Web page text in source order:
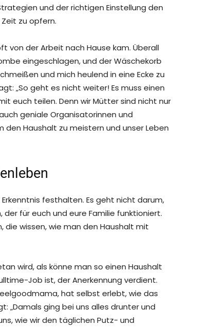
und der richtigen Einstellung den
zu opfern.
von der Arbeit nach Hause kam. Überall
eingeschlagen, und der Wäschekorb
und mich heulend in eine Ecke zu
„So geht es nicht weiter! Es muss einen
euch teilen. Denn wir Mütter sind nicht nur
geniale Organisatorinnen und
Haushalt zu meistern und unser Leben
festhalten. Es geht nicht darum,
für euch und eure Familie funktioniert.
die wissen, wie man den Haushalt mit
wird, als könne man so einen Haushalt
Job ist, der Anerkennung verdient.
hat selbst erlebt, wie das
„Damals ging bei uns alles drunter und
wie wir den täglichen Putz- und